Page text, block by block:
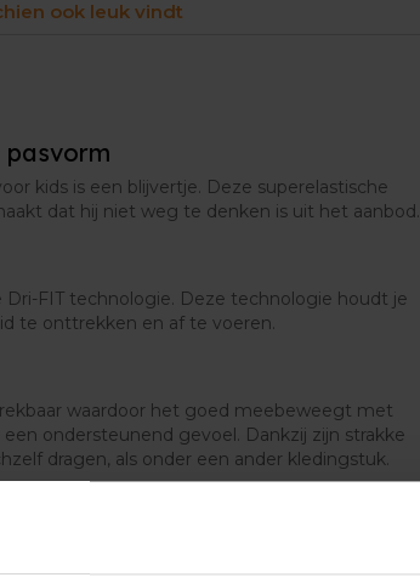
ook leuk vindt
kids is een blijvertje. Deze superelastische
dat hij niet weg te denken is uit het aanbod.
Dri-FIT technologie. Deze technologie houdt je
te onttrekken en af te voeren.
waardoor het goed meebeweegt met
ondersteunend gevoel. Dankzij zijn strakke
dragen, als onder een ander kledingstuk.
van elastisch materiaal. Op die manier
zitten terwijl jij beweegt.